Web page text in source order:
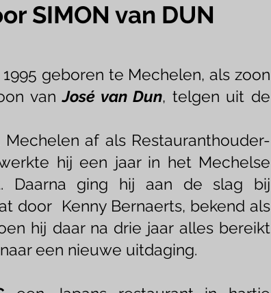
SIMON van DUN
geboren te Mechelen, als zoon
van José van Dun, telgen uit de
af als Restauranthouder-
hij een jaar in het Mechelse
Daarna ging hij aan de slag bij
door Kenny Bernaerts, bekend als
hij daar na drie jaar alles bereikt
een nieuwe uitdaging.